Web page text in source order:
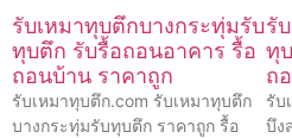
รับเหมาทุบตึกบางกระทุ่มรับ
ทุบตึก รับรื้อถอนอาคาร รื้อ
ถอนบ้าน ราคาถูก
รับเหมาทุบตึก.com รับเหมาทุบตึก
บางกระทุ่มรับทุบตึก ราคาถูก รื้อ
รั
ทุ
ถ
รับ
บึง